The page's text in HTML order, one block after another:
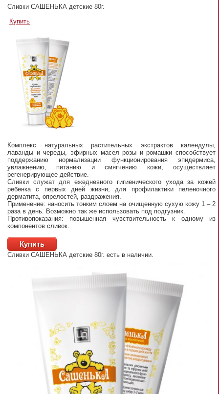
Сливки САШЕНЬКА детские 80г.
Купить
Комплекс натуральных растительных экстрактов календулы,
лаванды и череды, эфирных масел розы и ромашки способствует
поддержанию нормализации функционирования эпидермиса,
увлажнению, питанию и смягчению кожи, осуществляет
регенерирующее действие.
Сливки служат для ежедневного гигиенического ухода за кожей
ребенка с первых дней жизни, для профилактики пеленочного
дерматита, опрелостей, раздражения.
Применение: наносить тонким слоем на очищенную сухую кожу 1 – 2
раза в день. Возможно так же использовать под подгузник.
Противопоказания: повышенная чувствительность к одному из
компонентов сливок.
Купить
Сливки САШЕНЬКА детские 80г. есть в наличии.